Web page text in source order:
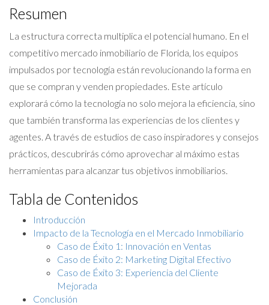
Resumen
La estructura correcta multiplica el potencial humano. En el
competitivo mercado inmobiliario de Florida, los equipos
impulsados por tecnología están revolucionando la forma en
que se compran y venden propiedades. Este artículo
explorará cómo la tecnología no solo mejora la eficiencia, sino
que también transforma las experiencias de los clientes y
agentes. A través de estudios de caso inspiradores y consejos
prácticos, descubrirás cómo aprovechar al máximo estas
herramientas para alcanzar tus objetivos inmobiliarios.
Tabla de Contenidos
Introducción
Impacto de la Tecnología en el Mercado Inmobiliario
Caso de Éxito 1: Innovación en Ventas
Caso de Éxito 2: Marketing Digital Efectivo
Caso de Éxito 3: Experiencia del Cliente
Mejorada
Conclusión